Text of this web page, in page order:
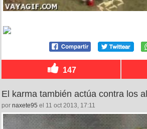
147
El karma también actúa contra los
por naxete95 el 11 oct 2013, 17:11